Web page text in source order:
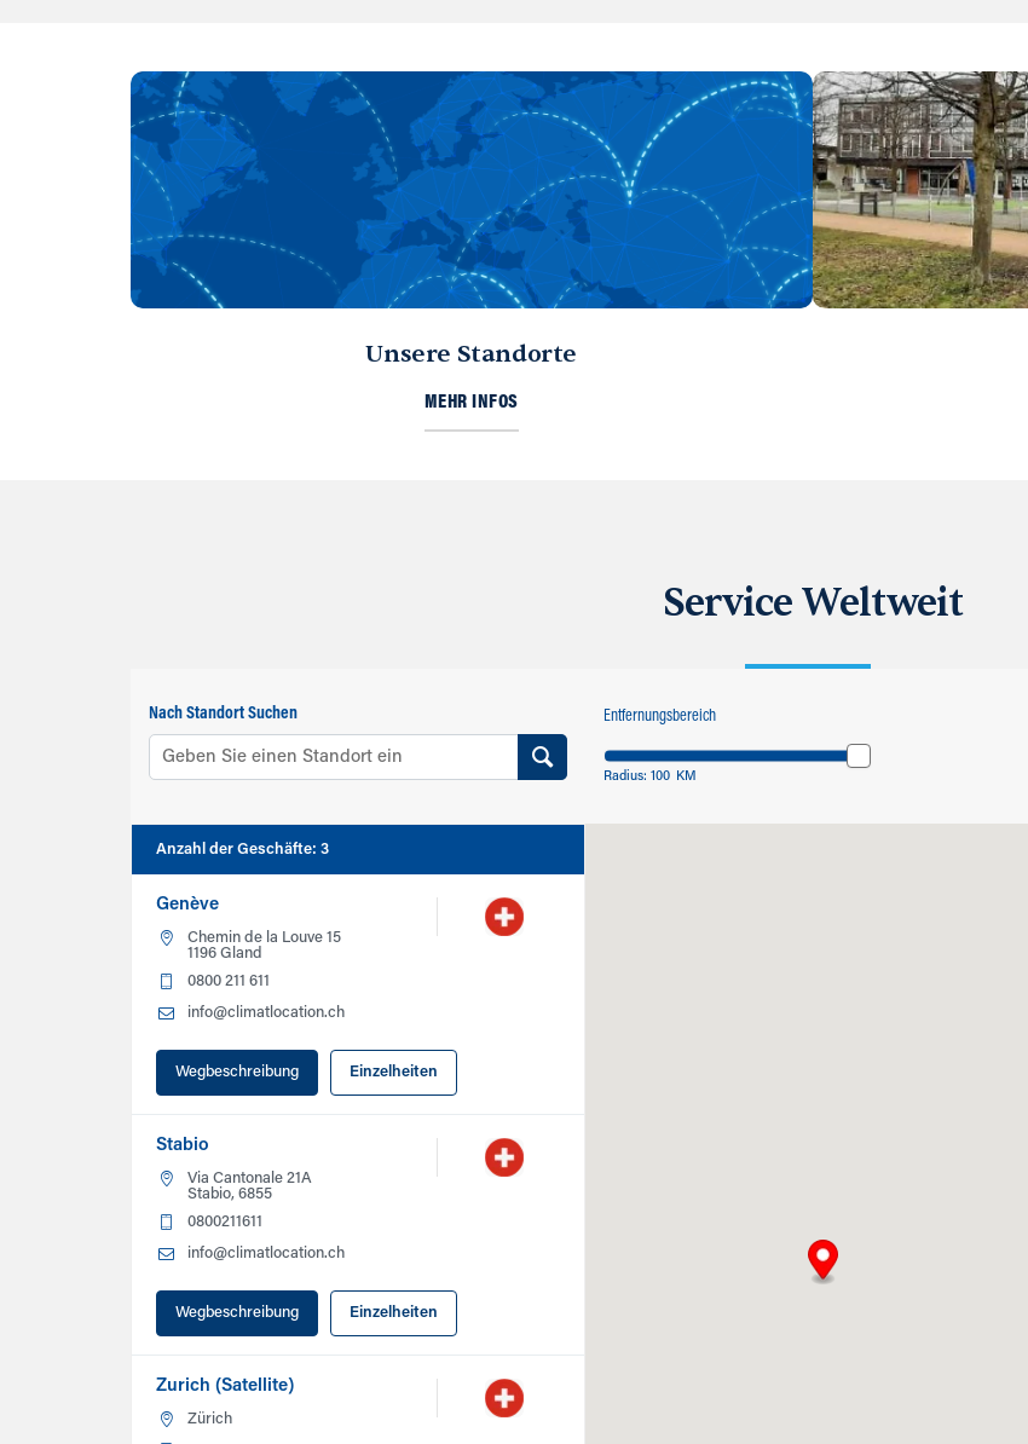
Unsere Standorte
MEHR INFOS
Service Weltweit
Nach Standort Suchen Entfernungsbereich
Radius: 100 KM
Anzahl der Geschäfte: 3
Genève
Chemin de la Louve 15
1196 Gland
0800 211 611
info@climatlocation.ch
Wegbeschreibung Einzelheiten
Stabio
Via Cantonale 21A
Stabio, 6855
0800211611
info@climatlocation.ch
Wegbeschreibung Einzelheiten
Zurich (Satellite)
Zürich